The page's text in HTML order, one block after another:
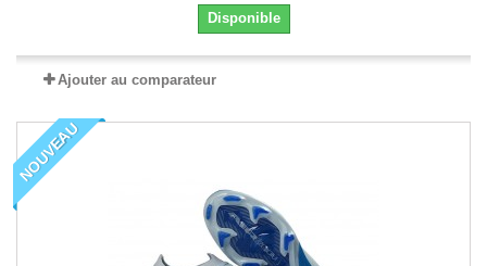
Disponible
Ajouter au comparateur
NOUVEAU